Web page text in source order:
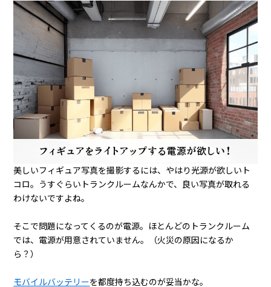
フィギュアをライトアップする電源
が欲しい！
美しいフィギュア写真を撮影するには、やはり光源が欲しいト
コロ。うすぐらいトランクルームなんかで、良い写真が取れる
わけないですよね。